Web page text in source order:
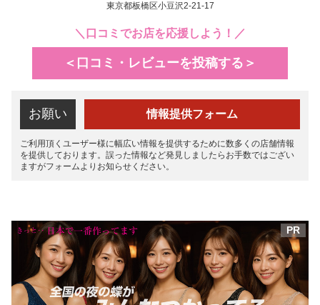
東京都板橋区小豆沢2-21-17
＼口コミでお店を応援しよう！／
＜口コミ・レビューを投稿する＞
お願い
ご利用頂くユーザー様に幅広い情報を提供するために数多くの店舗情報
を提供しております。誤った情報など発見しましたらお手数ではござい
ますがフォームよりお知らせください。
情報提供フォーム
PR